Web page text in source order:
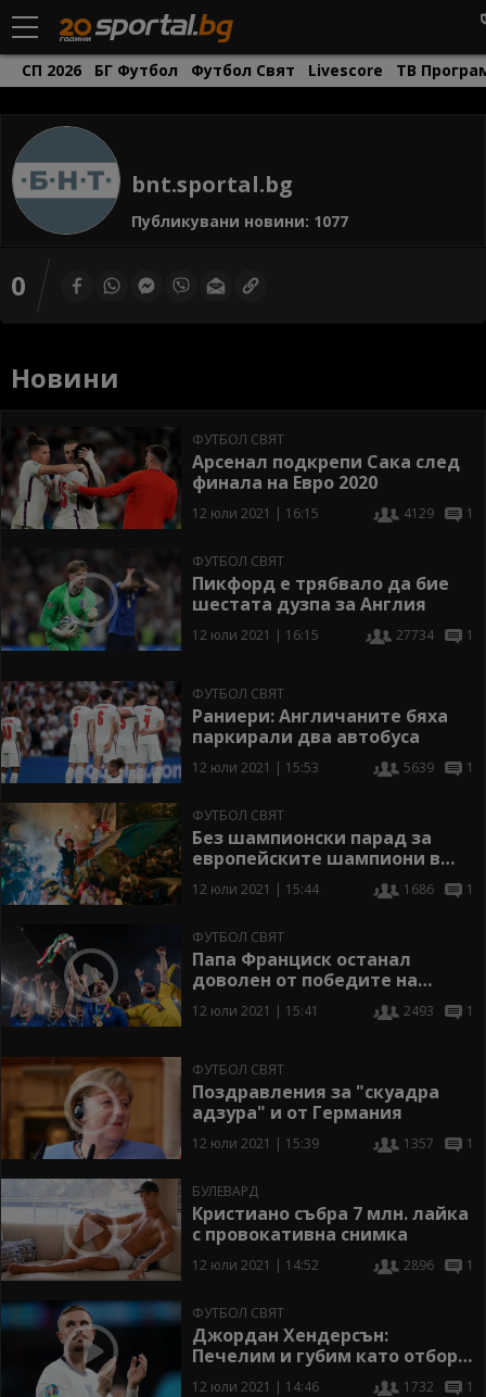
СП 2026 БГ Футбол Футбол Свят Livescore ТВ
bnt.sportal.bg
Публикувани новини: 1077
0
Новини
ФУТБОЛ СВЯТ
Арсенал подкрепи Сака след
финала на Евро 2020
12 юли 2021 | 16:15 4129 1
ФУТБОЛ СВЯТ
Пикфорд е трябвало да бие
шестата дузпа за Англия
12 юли 2021 | 16:15 27734 1
ФУТБОЛ СВЯТ
Раниери: Англичаните бяха
паркирали два автобуса
12 юли 2021 | 15:53 5639 1
ФУТБОЛ СВЯТ
Без шампионски парад за
европейските шампиони в
Рим
12 юли 2021 | 15:44 1686 1
ФУТБОЛ СВЯТ
Папа Франциск останал
доволен от победите на
Аржентина и Италия
12 юли 2021 | 15:41 2493 1
ФУТБОЛ СВЯТ
Поздравления за "скуадра
адзура" и от Германия
12 юли 2021 | 15:39 1357 1
БУЛЕВАРД
Кристиано събра 7 млн. лайка
с провокативна снимка
12 юли 2021 | 14:52 2896 1
ФУТБОЛ СВЯТ
Джордан Хендерсън:
Печелим и губим като отбор,
ще се поучим от този опит
12 юли 2021 | 14:46 1732 1